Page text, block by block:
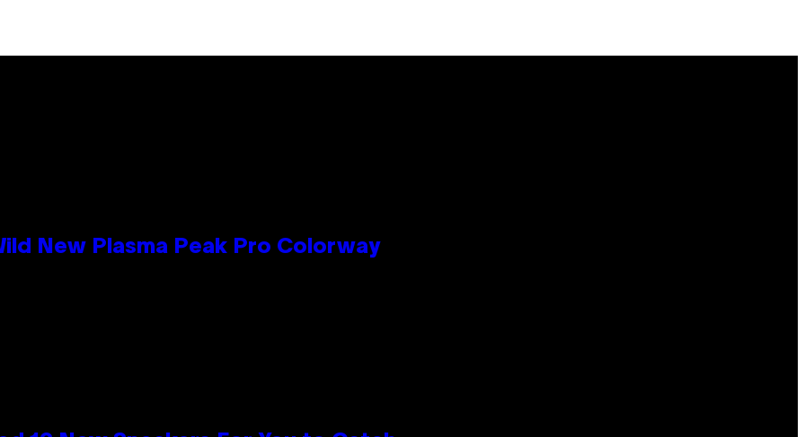
New Plasma Peak Pro Colorway